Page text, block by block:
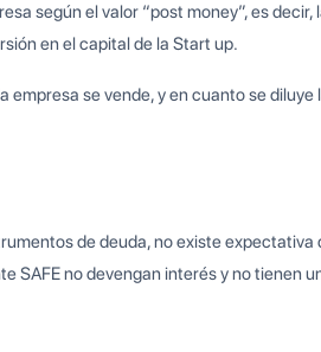
según el valor “post money”, es decir,
en el capital de la Start up.
se vende, y en cuanto se diluye
de deuda, no existe expectativa
SAFE no devengan interés y no tienen